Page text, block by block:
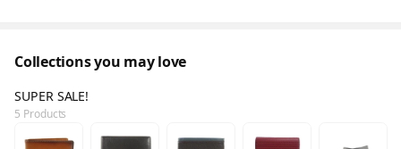
Collections you may love
SUPER SALE!
5 Products